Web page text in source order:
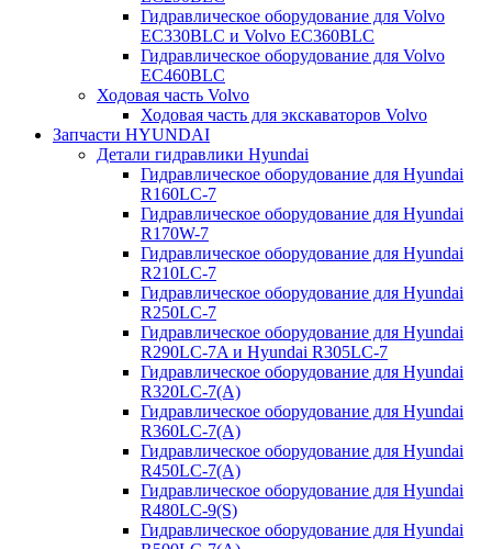
Гидравлическое оборудование для Volvo
EC330BLC и Volvo EC360BLC
Гидравлическое оборудование для Volvo
EC460BLC
Ходовая часть Volvo
Ходовая часть для экскаваторов Volvo
Запчасти HYUNDAI
Детали гидравлики Hyundai
Гидравлическое оборудование для Hyundai
R160LC-7
Гидравлическое оборудование для Hyundai
R170W-7
Гидравлическое оборудование для Hyundai
R210LC-7
Гидравлическое оборудование для Hyundai
R250LC-7
Гидравлическое оборудование для Hyundai
R290LC-7A и Hyundai R305LC-7
Гидравлическое оборудование для Hyundai
R320LC-7(A)
Гидравлическое оборудование для Hyundai
R360LC-7(A)
Гидравлическое оборудование для Hyundai
R450LC-7(A)
Гидравлическое оборудование для Hyundai
R480LC-9(S)
Гидравлическое оборудование для Hyundai